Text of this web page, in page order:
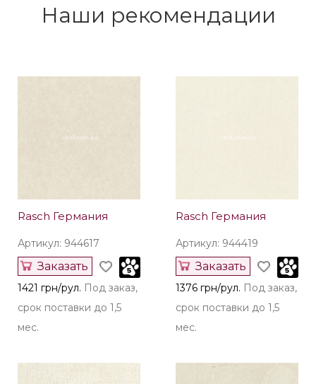
Наши рекомендации
Rasch Германия
Артикул: 944617
Заказать
1421 грн/рул. Под заказ,
срок поставки до 1,5
мес.
Rasch Германия
Артикул: 944419
Заказать
1376 грн/рул. Под заказ,
срок поставки до 1,5
мес.